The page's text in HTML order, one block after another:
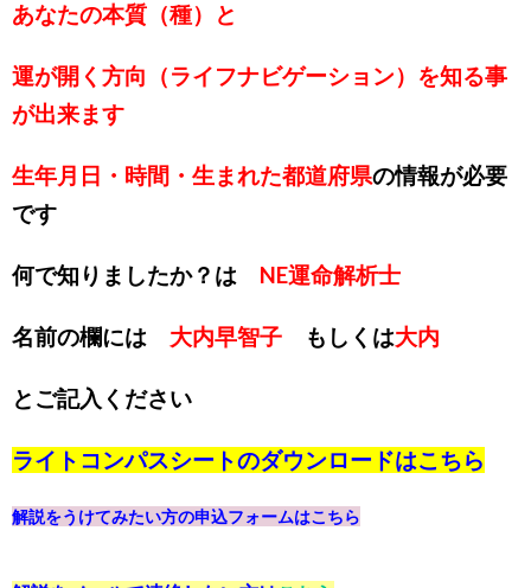
あなたの本質（種）と
運が開く方向（ライフナビゲーション）を知る事
が出来ます
生年月日・時間・生まれた都道府県の情報が必要
です
何で知りましたか？は NE運命解析士
名前の欄には 大内早智子 もしくは大内
とご記入ください
ライトコンパスシートのダウンロードはこちら
解説をうけてみたい方の申込フォームはこちら